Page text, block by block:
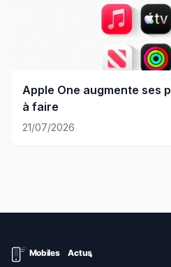
Apple One augmente ses
à faire
21/07/2026